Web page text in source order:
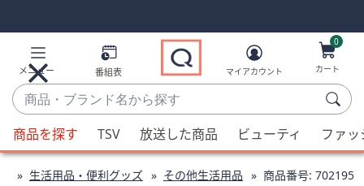
Links
Links2
メニュー 番組表
商
品・
ブ
ラ
ン
候
補
マイアカウント
0
カート
商品を探す TSV 放送した商品 ビューティ ファ
生活用品・便利グッズ その他生活用品 商品番号: 702195